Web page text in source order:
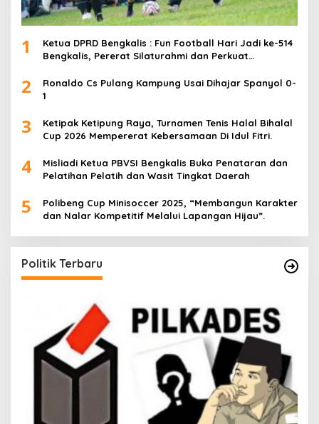
1
Ketua DPRD Bengkalis : Fun Football Hari Jadi ke-514
Bengkalis, Pererat Silaturahmi dan Perkuat
2
Ronaldo Cs Pulang Kampung Usai Dihajar Spanyol 0-
1
3
Ketipak Ketipung Raya, Turnamen Tenis Halal Bihalal
Cup 2026 Mempererat Kebersamaan Di Idul Fitri.
4
Misliadi Ketua PBVSI Bengkalis Buka Penataran dan
Pelatihan Pelatih dan Wasit Tingkat Daerah
5
Polibeng Cup Minisoccer 2025, “Membangun Karakter
dan Nalar Kompetitif Melalui Lapangan Hijau”.
Politik Terbaru